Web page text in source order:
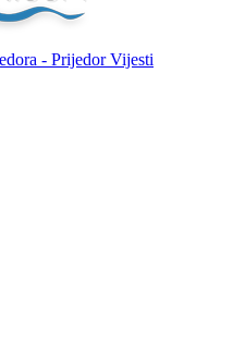
- Prijedor Vijesti